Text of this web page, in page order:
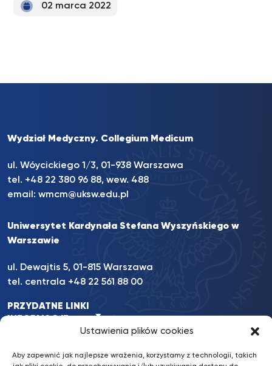
Ustawienia plików cookies
Aby zapewnić jak najlepsze wrażenia, korzystamy z technologii, takich
02 marca 2022
Wydział Medyczny. Collegium Medicum
ul. Wóycickiego 1/3, 01-938 Warszawa
tel. +48 22 380 96 88, wew. 488
email: wmcm@uksw.edu.pl
Uniwersytet Kardynała Stefana Wyszyńskiego w
Warszawie
ul. Dewajtis 5, 01-815 Warszawa
tel. centrala +48 22 561 88 00
PRZYDATNE LINKI